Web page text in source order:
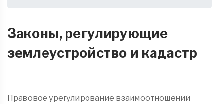
Законы, регулирующие
землеустройство и кадастр
Правовое урегулирование взаимоотношений